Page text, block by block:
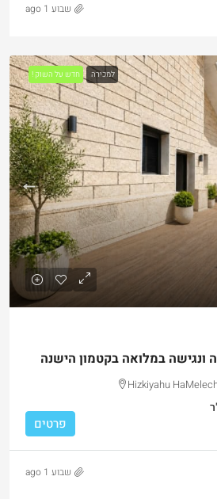
שבוע 1 ago
למכירה חדש על השוק !
ונגישה במלואה בקטמון הישנה
Hizkiyahu
פרטים
שבוע 1 ago